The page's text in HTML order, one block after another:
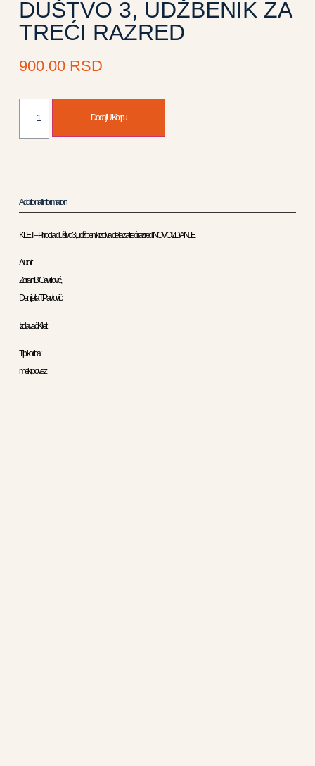
DUŠTVO 3, UDŽBENIK ZA
TREĆI RAZRED
900.00 RSD
Dodaj U Korpu
Additional Information
KLET – Priroda i duštvo 3, udžbenik iz dva dela za treći razred NOVO IZDANJE
Autori:
Zoran B. Gavrilović,
Danijela T. Pavlović
Izdavač:Klett
Tip korica:
meki povez